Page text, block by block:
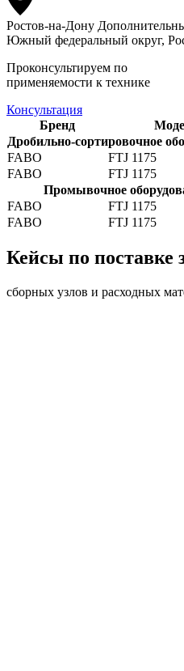
Ростов-на-Дону
Южный федеральный округ,
Проконсультируем по
применяемости к технике
Консультация
Бренд
Дробильно-сортировочное
FABO
FTJ 1175
FABO
FTJ 1175
Промывочное
FABO
FTJ 1175
FABO
FTJ 1175
Кейсы по поставке
сборных узлов и расходных